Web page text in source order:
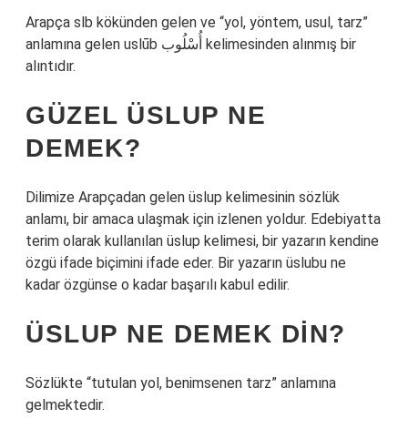
Arapça slb kökünden gelen ve “yol, yöntem, usul, tarz”
anlamına gelen uslūb أُسْلُوب kelimesinden alınmış bir
alıntıdır.
GÜZEL ÜSLUP NE
DEMEK?
Dilimize Arapçadan gelen üslup kelimesinin sözlük
anlamı, bir amaca ulaşmak için izlenen yoldur. Edebiyatta
terim olarak kullanılan üslup kelimesi, bir yazarın kendine
özgü ifade biçimini ifade eder. Bir yazarın üslubu ne
kadar özgünse o kadar başarılı kabul edilir.
ÜSLUP NE DEMEK DIN?
Sözlükte “tutulan yol, benimsenen tarz” anlamına
gelmektedir.